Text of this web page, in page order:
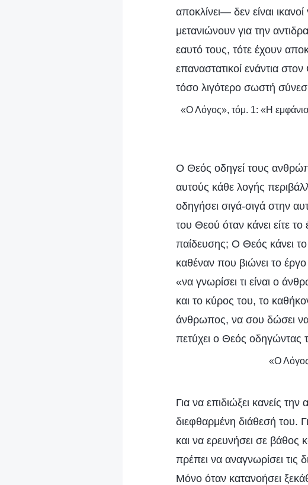
αποκλίνει— δεν είναι
μετανιώνουν για την
εαυτό τους, τότε έχουν
επαναστατικοί ενάντια
τόσο λιγότερο σωστή
«Ο Λόγος», τόμ. 1: «Η
Ο Θεός οδηγεί τους
αυτούς κάθε λογής
οδηγήσει σιγά-σιγά στην
του Θεού όταν κάνει είτε
παίδευσης; Ο Θεός κάνει
καθέναν που βιώνει το
«να γνωρίσει τι είναι ο
και το κύρος του, το
άνθρωπος, να σου δώσει να
πετύχει ο Θεός
«Ο
Για να επιδιώξει κανείς
διεφθαρμένη διάθεσή του.
και να ερευνήσει σε βάθος
πρέπει να αναγνωρίσει τις
Μόνο όταν κατανοήσει